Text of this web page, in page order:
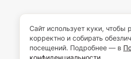
Сайт использует куки, чтобы
корректно и собирать
посещений. Подробнее — в
конфиденциальности